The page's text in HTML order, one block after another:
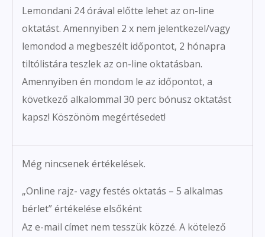
Lemondani 24 órával előtte lehet az on-line
oktatást. Amennyiben 2 x nem jelentkezel/vagy
lemondod a megbeszélt időpontot, 2 hónapra
tiltólistára teszlek az on-line oktatásban.
Amennyiben én mondom le az időpontot, a
következő alkalommal 30 perc bónusz oktatást
kapsz! Köszönöm megértésedet!
Még nincsenek értékelések.
„Online rajz- vagy festés oktatás – 5 alkalmas
bérlet” értékelése elsőként
Az e-mail címet nem tesszük közzé. A kötelező